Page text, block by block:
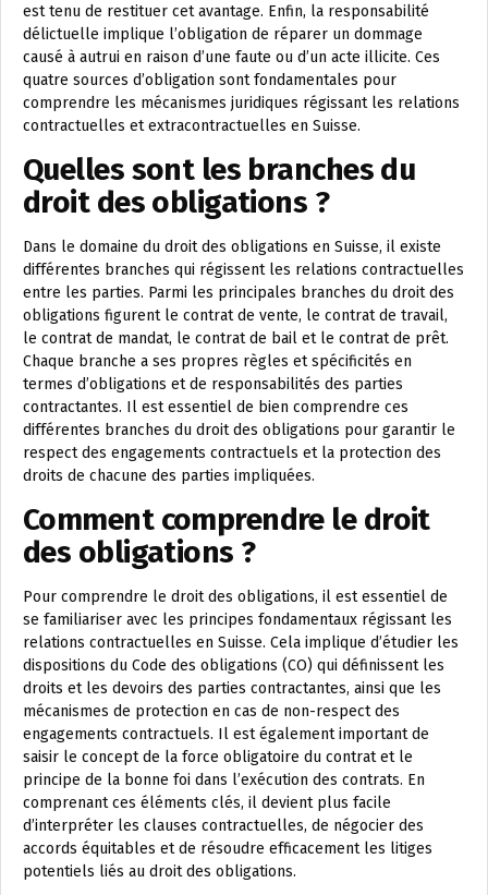
est tenu de restituer cet avantage. Enfin, la responsabilité
délictuelle implique l’obligation de réparer un dommage
causé à autrui en raison d’une faute ou d’un acte illicite. Ces
quatre sources d’obligation sont fondamentales pour
comprendre les mécanismes juridiques régissant les relations
contractuelles et extracontractuelles en Suisse.
Quelles sont les branches du
droit des obligations ?
Dans le domaine du droit des obligations en Suisse, il existe
différentes branches qui régissent les relations contractuelles
entre les parties. Parmi les principales branches du droit des
obligations figurent le contrat de vente, le contrat de travail,
le contrat de mandat, le contrat de bail et le contrat de prêt.
Chaque branche a ses propres règles et spécificités en
termes d’obligations et de responsabilités des parties
contractantes. Il est essentiel de bien comprendre ces
différentes branches du droit des obligations pour garantir le
respect des engagements contractuels et la protection des
droits de chacune des parties impliquées.
Comment comprendre le droit
des obligations ?
Pour comprendre le droit des obligations, il est essentiel de
se familiariser avec les principes fondamentaux régissant les
relations contractuelles en Suisse. Cela implique d’étudier les
dispositions du Code des obligations (CO) qui définissent les
droits et les devoirs des parties contractantes, ainsi que les
mécanismes de protection en cas de non-respect des
engagements contractuels. Il est également important de
saisir le concept de la force obligatoire du contrat et le
principe de la bonne foi dans l’exécution des contrats. En
comprenant ces éléments clés, il devient plus facile
d’interpréter les clauses contractuelles, de négocier des
accords équitables et de résoudre efficacement les litiges
potentiels liés au droit des obligations.